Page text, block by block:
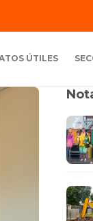
ÚTILES